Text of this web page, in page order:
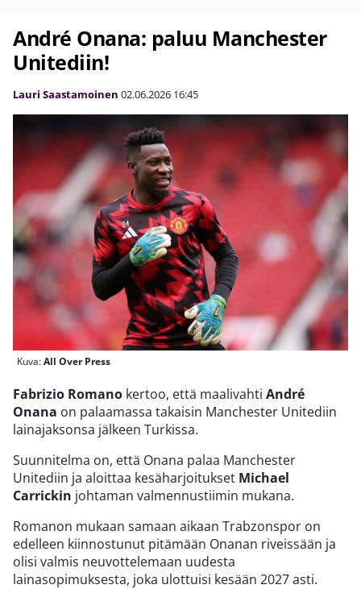
André Onana: paluu Manchester
Unitediin!
Lauri Saastamoinen 02.06.2026 16:45
Kuva:All Over Press
Fabrizio Romano kertoo, että maalivahti André
Onana on palaamassa takaisin Manchester Unitediin
lainajaksonsa jälkeen Turkissa.
Suunnitelma on, että Onana palaa Manchester
Unitediin ja aloittaa kesäharjoitukset Michael
Carrickin johtaman valmennustiimin mukana.
Romanon mukaan samaan aikaan Trabzonspor on
edelleen kiinnostunut pitämään Onanan riveissään ja
olisi valmis neuvottelemaan uudesta
lainasopimuksesta, joka ulottuisi kesään 2027 asti.